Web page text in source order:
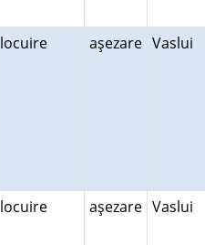
locuire aşezare Vaslui
locuire aşezare Vaslui